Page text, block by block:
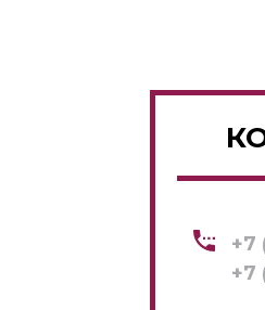
+7
+7